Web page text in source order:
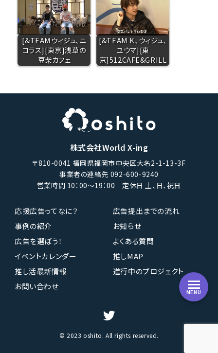
[&TEAMウィジュ、ニ
コラス][東京]浅草の
豆柴カフェ
[&TEAM K、ウィジュ、
ユウマ][東
京]512CAFE&GRILL
株式会社World X-ing
〒810-0041 福岡県福岡市中央区大名2-1-13-3F
事業者の連絡先 092-600-9240
営業時間 10：00〜19：00 定休日 土、日、祝日
MENU
応援広告ってなに？
広告提出までの流れ
事例の紹介
お知らせ
広告を選ぼう！
よくある質問
イベントカレンダー
推しMAP
推し活最新情報
進行中のプロジェクト
お問い合わせ
© 2023 oshito. All rights reserved.